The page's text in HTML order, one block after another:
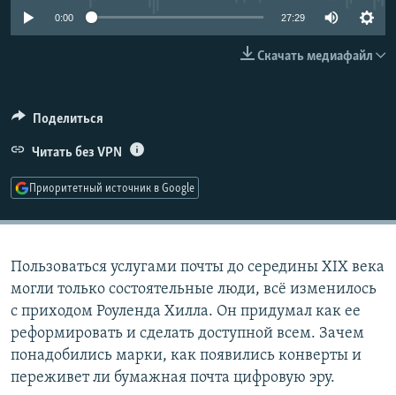
РАСПИСАНИЕ ВЕЩАНИЯ
0:00 27:29
Скачать медиафайл
Поделиться
Читать без VPN
Приоритетный источник в Google
Пользоваться услугами почты до середины XIX века
могли только состоятельные люди, всё изменилось
с приходом Роуленда Хилла. Он придумал как ее
реформировать и сделать доступной всем. Зачем
понадобились марки, как появились конверты и
переживет ли бумажная почта цифровую эру.